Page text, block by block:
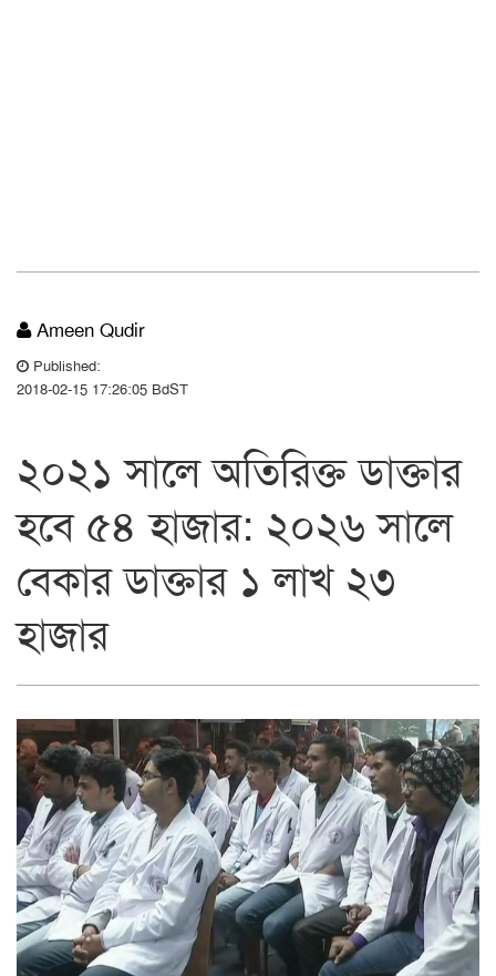
Ameen Qudir
Published:
2018-02-15 17:26:05 BdST
২০২১ সালে অতিরিক্ত ডাক্তার
হবে ৫৪ হাজার: ২০২৬ সালে
বেকার ডাক্তার ১ লাখ ২৩
হাজার